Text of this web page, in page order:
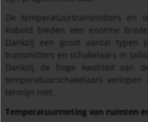
De temperatuurtransmitters en
Kobold bieden een enorme
Dankzij een groot aantal typen
transmitters en schakelaars in
Dankzij de hoge kwaliteit van
temperatuurschakelaars
Temperatuurmeting van ruimten